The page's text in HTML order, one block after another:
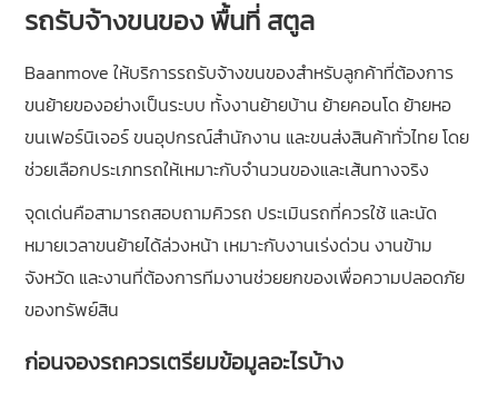
รถรับจ้างขนของ พื้นที่ สตูล
Baanmove ให้บริการรถรับจ้างขนของสำหรับลูกค้าที่ต้องการ
ขนย้ายของอย่างเป็นระบบ ทั้งงานย้ายบ้าน ย้ายคอนโด ย้ายหอ
ขนเฟอร์นิเจอร์ ขนอุปกรณ์สำนักงาน และขนส่งสินค้าทั่วไทย โดย
ช่วยเลือกประเภทรถให้เหมาะกับจำนวนของและเส้นทางจริง
จุดเด่นคือสามารถสอบถามคิวรถ ประเมินรถที่ควรใช้ และนัด
หมายเวลาขนย้ายได้ล่วงหน้า เหมาะกับงานเร่งด่วน งานข้าม
จังหวัด และงานที่ต้องการทีมงานช่วยยกของเพื่อความปลอดภัย
ของทรัพย์สิน
ก่อนจองรถควรเตรียมข้อมูลอะไรบ้าง